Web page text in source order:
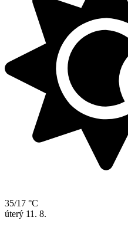
35/17 °C
úterý 11. 8.